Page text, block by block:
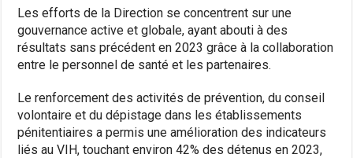
Les efforts de la Direction se concentrent sur une
gouvernance active et globale, ayant abouti à des
résultats sans précédent en 2023 grâce à la collaboration
entre le personnel de santé et les partenaires.
Le renforcement des activités de prévention, du conseil
volontaire et du dépistage dans les établissements
pénitentiaires a permis une amélioration des indicateurs
liés au VIH, touchant environ 42% des détenus en 2023,